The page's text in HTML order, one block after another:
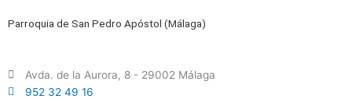
Parroquia de San Pedro Apóstol (Málaga)
Avda. de la Aurora, 8 - 29002 Málaga
952 32 49 16